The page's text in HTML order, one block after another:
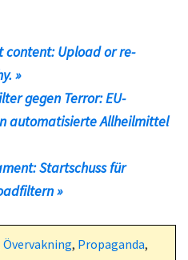
content: Upload or re-
»
gegen Terror: EU-
automatisierte Allheilmittel
Startschuss für
»
Övervakning, Propaganda,